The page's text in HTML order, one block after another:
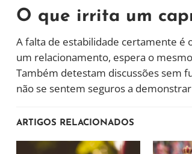
O que irrita um
A falta de estabilidade certamente é
um relacionamento, espera o
Também detestam discussões sem
não se sentem seguros a
ARTIGOS RELACIONADOS